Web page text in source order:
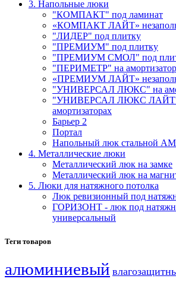
3. Напольные люки
"КОМПАКТ" под ламинат
«КОМПАКТ ЛАЙТ»
"ЛИДЕР" под плитку
"ПРЕМИУМ" под плитку
"ПРЕМИУМ СМОЛ" под
"ПЕРИМЕТР" на
«ПРЕМИУМ ЛАЙТ»
"УНИВЕРСАЛ ЛЮКС" на
"УНИВЕРСАЛ ЛЮКС ЛАЙТ"
амортизаторах
Барьер 2
Портал
Напольный люк стальной
4. Металлические люки
Металлический люк на замке
Металлический люк на
5. Люки для натяжного потолка
Люк ревизионный под
ГОРИЗОНТ - люк под
универсальный
Теги товаров
алюминиевый